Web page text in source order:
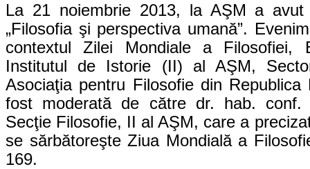
La 21 noiembrie 2013, la AŞM a avut
„Filosofia şi perspectiva umană”.
contextul Zilei Mondiale a
Institutul de Istorie (II) al AŞM,
Asociaţia pentru Filosofie din
fost moderată de către dr. hab.
Secţie Filosofie, II al AŞM, care a
se sărbătoreşte Ziua Mondială a
169.